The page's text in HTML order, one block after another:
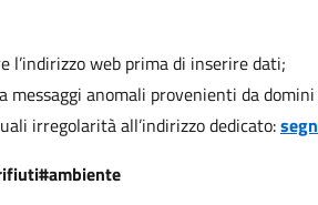
l’indirizzo web prima di inserire dati;
messaggi anomali provenienti da
irregolarità all’indirizzo dedicato: